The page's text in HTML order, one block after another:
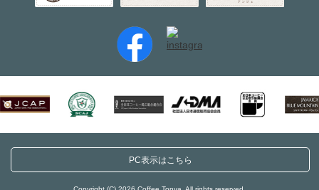
PC表示はこちら